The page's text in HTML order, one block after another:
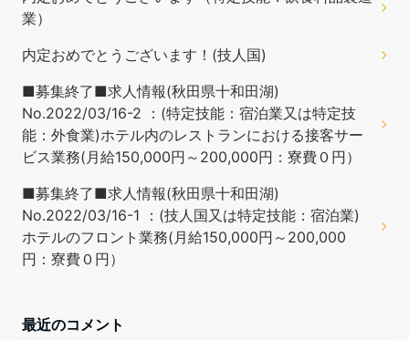
業）
内定おめでとうございます！(技人国)
■募集終了■求人情報(秋田県十和田湖)
No.2022/03/16-2 ：(特定技能：宿泊業又は特定技
能：外食業)ホテル内のレストランにおける接客サー
ビス業務(月給150,000円～200,000円：寮費０円）
■募集終了■求人情報(秋田県十和田湖)
No.2022/03/16-1 ：(技人国又は特定技能：宿泊業)
ホテルのフロント業務(月給150,000円～200,000
円：寮費０円）
最近のコメント